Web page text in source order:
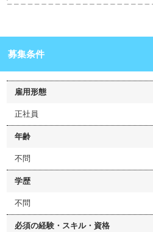
募集条件
雇用形態
正社員
年齢
不問
学歴
不問
必須の経験・スキル・資格